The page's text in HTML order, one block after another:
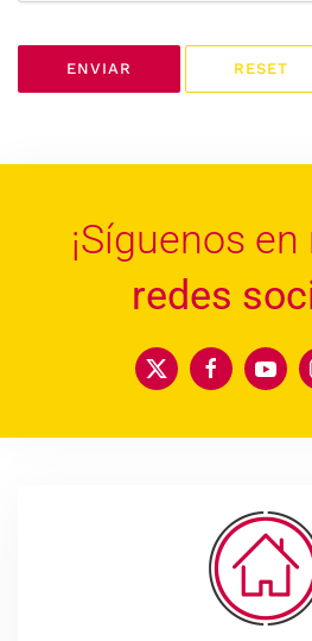
ENVIAR RESET
¡Síguenos
redes